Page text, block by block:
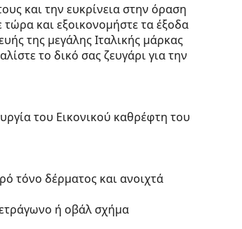
και την ευκρίνεια στην όραση
τώρα και εξοικονομήστε τα έξοδα
της μεγάλης Ιταλικής μάρκας
το δικό σας ζευγάρι για την
του Εικονικού καθρέφτη του
τόνο δέρματος και ανοιχτά
ή οβάλ σχήμα